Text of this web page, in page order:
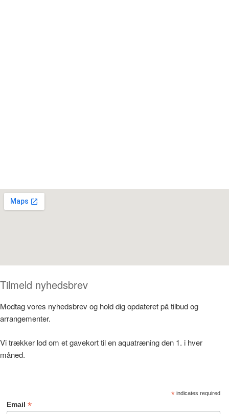
Tilmeld nyhedsbrev
Modtag vores nyhedsbrev og hold dig opdateret på tilbud og
arrangementer.
Vi trækker lod om et gavekort til en aquatræning den 1. i hver
måned.
*indicates required
Email*